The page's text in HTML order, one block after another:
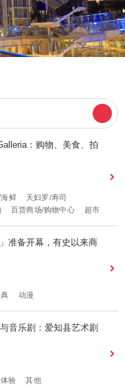
：购物、美食、拍
鲜
天妇罗/寿司
百货商场/购物中心 超市
准备开幕，有史以来商
动漫
音乐剧：爱知县艺术剧
体验 其他